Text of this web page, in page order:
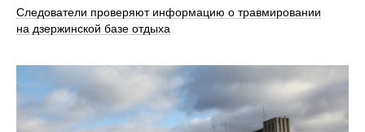
Следователи проверяют информацию о травмировании
на дзержинской базе отдыха